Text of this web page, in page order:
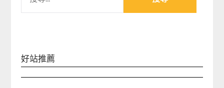
關
好站推薦